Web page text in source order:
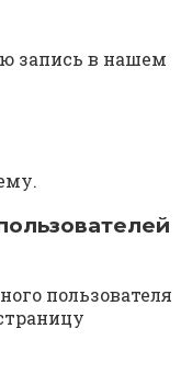
запись в нашем
пользователя